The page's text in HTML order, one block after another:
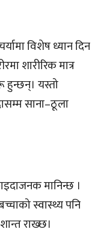
विशेष ध्यान दिन
शारीरिक मात्र
हुन्छन्। यस्तो
साना–ठूला
मानिन्छ ।
स्वास्थ्य पनि
राख्छ।